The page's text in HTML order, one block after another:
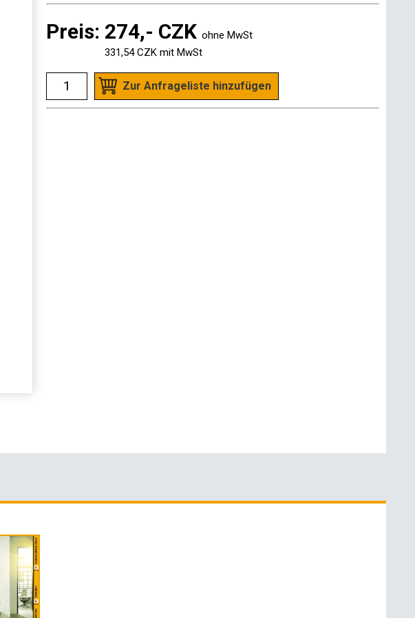
Preis: 274,- CZK ohne MwSt
331,54 CZK mit MwSt
Zur Anfrageliste hinzufügen